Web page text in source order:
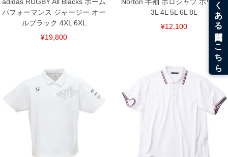
adidas RUGBY All Blacks ホーム
パフォーマンス ジャージー オー
ルブラック 4XL 6XL
¥19,800
Norton 半袖 ポロシャツ ホワイト
3L 4L 5L 6L 8L
¥12,100